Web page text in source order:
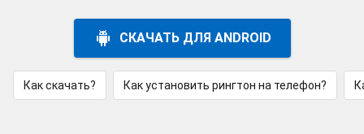
СКАЧАТЬ ДЛЯ ANDROID
Как скачать? Как установить рингтон на телефон?